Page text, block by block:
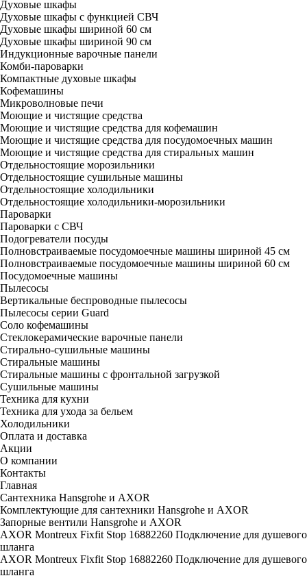
Духовые шкафы
Духовые шкафы с функцией СВЧ
Духовые шкафы шириной 60 см
Духовые шкафы шириной 90 см
Индукционные варочные панели
Комби-пароварки
Компактные духовые шкафы
Кофемашины
Микроволновые печи
Моющие и чистящие средства
Моющие и чистящие средства для кофемашин
Моющие и чистящие средства для посудомоечных машин
Моющие и чистящие средства для стиральных машин
Отдельностоящие морозильники
Отдельностоящие сушильные машины
Отдельностоящие холодильники
Отдельностоящие холодильники-морозильники
Пароварки
Пароварки с СВЧ
Подогреватели посуды
Полновстраиваемые посудомоечные машины шириной 45 см
Полновстраиваемые посудомоечные машины шириной 60 см
Посудомоечные машины
Пылесосы
Вертикальные беспроводные пылесосы
Пылесосы серии Guard
Соло кофемашины
Стеклокерамические варочные панели
Стирально-сушильные машины
Стиральные машины
Стиральные машины с фронтальной загрузкой
Сушильные машины
Техника для кухни
Техника для ухода за бельем
Холодильники
Оплата и доставка
Акции
О компании
Контакты
Главная
Сантехника Hansgrohe и AXOR
Комплектующие для сантехники Hansgrohe и AXOR
Запорные вентили Hansgrohe и AXOR
AXOR Montreux Fixfit Stop 16882260 Подключение для душевого
шланга
AXOR Montreux Fixfit Stop 16882260 Подключение для душевого
шланга